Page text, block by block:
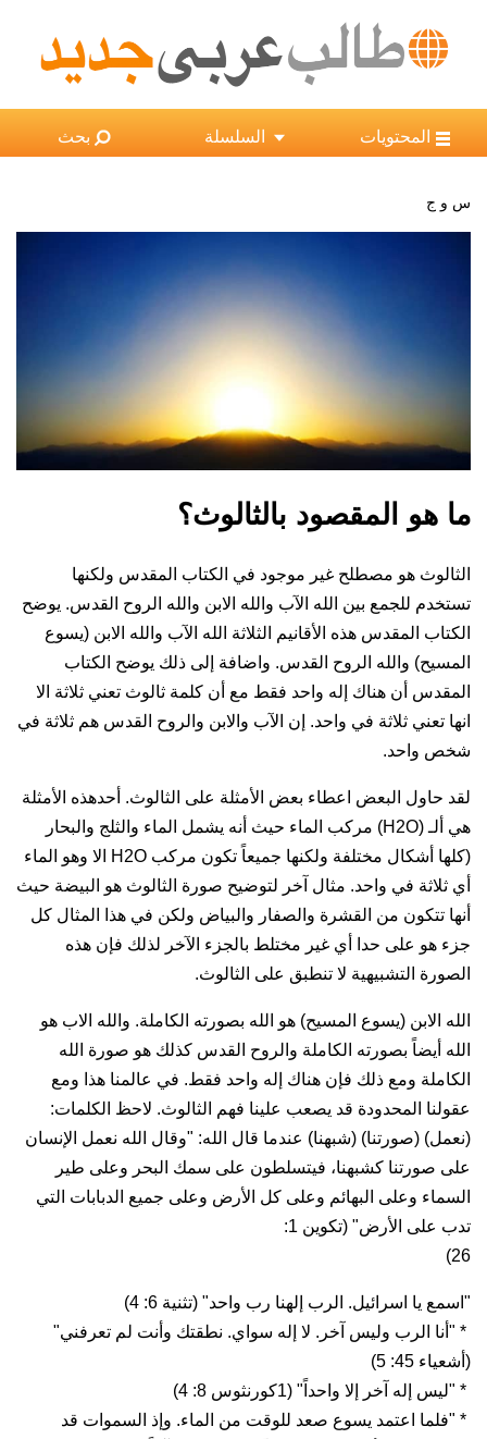
بحث السلسلة المحتويات
س و ج
ما هو المقصود بالثالوث؟
الثالوث هو مصطلح غير موجود في الكتاب المقدس ولكنها
تستخدم للجمع بين الله الآب والله الابن والله الروح القدس. يوضح
الكتاب المقدس هذه الأقانيم الثلاثة الله الآب والله الابن (يسوع
المسيح) والله الروح القدس. واضافة إلى ذلك يوضح الكتاب
المقدس أن هناك إله واحد فقط مع أن كلمة ثالوث تعني ثلاثة الا
انها تعني ثلاثة في واحد. إن الآب والابن والروح القدس هم ثلاثة في
شخص واحد.
لقد حاول البعض اعطاء بعض الأمثلة على الثالوث. أحدهذه الأمثلة
هي ألـ (H2O) مركب الماء حيث أنه يشمل الماء والثلج والبحار
(كلها أشكال مختلفة ولكنها جميعاً تكون مركب H2O الا وهو الماء
أي ثلاثة في واحد. مثال آخر لتوضيح صورة الثالوث هو البيضة حيث
أنها تتكون من القشرة والصفار والبياض ولكن في هذا المثال كل
جزء هو على حدا أي غير مختلط بالجزء الآخر لذلك فإن هذه
الصورة التشبيهية لا تنطبق على الثالوث.
الله الابن (يسوع المسيح) هو الله بصورته الكاملة. والله الاب هو
الله أيضاً بصورته الكاملة والروح القدس كذلك هو صورة الله
الكاملة ومع ذلك فإن هناك إله واحد فقط. في عالمنا هذا ومع
عقولنا المحدودة قد يصعب علينا فهم الثالوث. لاحظ الكلمات:
(نعمل) (صورتنا) (شبهنا) عندما قال الله: "وقال الله نعمل الإنسان
على صورتنا كشبهنا، فيتسلطون على سمك البحر وعلى طير
السماء وعلى البهائم وعلى كل الأرض وعلى جميع الدبابات التي
تدب على الأرض" (تكوين 1:
26)
"اسمع يا اسرائيل. الرب إلهنا رب واحد" (تثنية 6: 4)
* "أنا الرب وليس آخر. لا إله سواي. نطقتك وأنت لم تعرفني"
(أشعياء 45: 5)
* "ليس إله آخر إلا واحداً" (1كورنثوس 8: 4)
* "فلما اعتمد يسوع صعد للوقت من الماء. وإذ السموات قد